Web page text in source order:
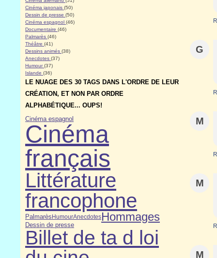
Cinéma japonais (50)
Dessin de presse (50)
Cinéma espagnol (46)
Documentaire (46)
Palmarès (46)
Théâtre (41)
Dessins animés (38)
Anecdotes (37)
Humour(37)
Islande (36)
LE NUAGE DES 30 TAGS DANS L'ORDRE DE LEUR
CRÉATION, ET NON PAR ORDRE
ALPHABÉTIQUE... OUPS!
Cinéma espagnol
Cinéma
français
Littérature
francophone
PalmarèsHumourAnecdotesHommages
Dessin de presse
Billet de ta d loi
G
M
M
M